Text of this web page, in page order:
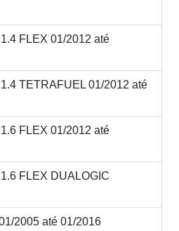
FLEX 01/2012 até
TETRAFUEL 01/2012 até
FLEX 01/2012 até
FLEX DUALOGIC
2005 até 01/2016